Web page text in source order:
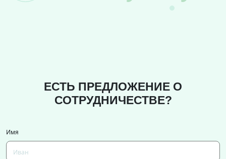
ЕСТЬ ПРЕДЛОЖЕНИЕ О
СОТРУДНИЧЕСТВЕ?
Имя